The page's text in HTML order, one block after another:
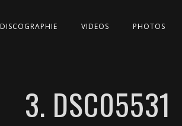
DISCOGRAPHIE VIDEOS PHOTOS
3. DSC05531